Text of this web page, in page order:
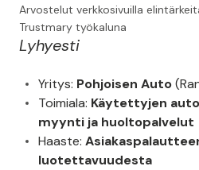
Arvostelut verkkosivuilla
Trustmary työkaluna
Lyhyesti
Yritys: Pohjoisen Auto
Toimiala: Käytettyjen
myynti ja huoltopalvelut
Haaste:
luotettavuudesta